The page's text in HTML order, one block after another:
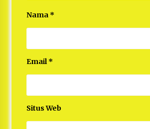
Nama *
Email*
Situs Web